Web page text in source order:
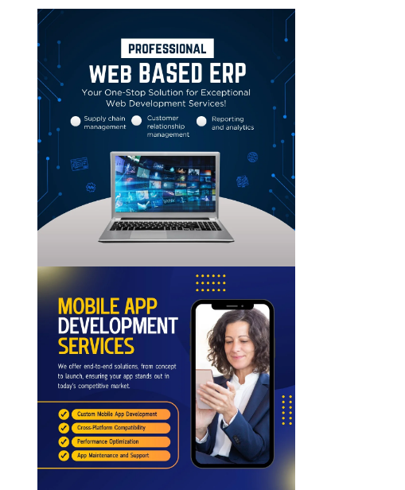
Linkedin Email